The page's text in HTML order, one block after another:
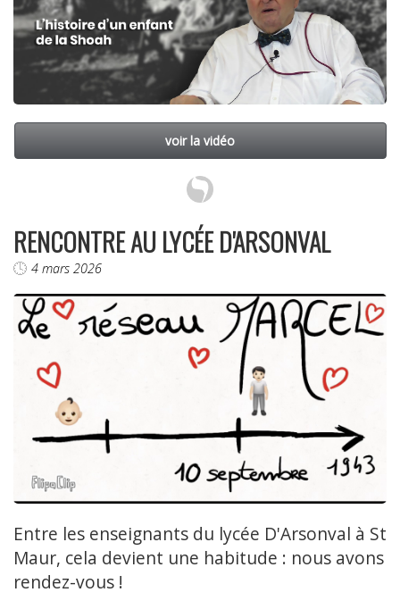
voir la vidéo
RENCONTRE AU LYCÉE D'ARSONVAL
4 mars 2026
Entre les enseignants du lycée D'Arsonval à St
Maur, cela devient une habitude : nous avons
rendez-vous !